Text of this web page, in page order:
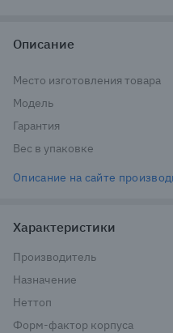
Описание
Место изготовления товара
Модель
Гарантия
Вес в упаковке
Описание на сайте
Характеристики
Производитель
Назначение
Неттоп
Форм-фактор корпуса